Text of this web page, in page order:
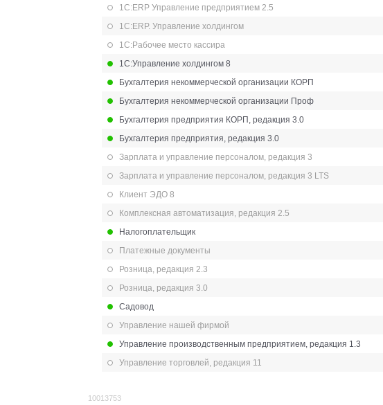
1С:ERP Управление предприятием 2.5
1С:ERP. Управление холдингом
1С:Рабочее место кассира
1С:Управление холдингом 8
Бухгалтерия некоммерческой организации КОРП
Бухгалтерия некоммерческой организации Проф
Бухгалтерия предприятия КОРП, редакция 3.0
Бухгалтерия предприятия, редакция 3.0
Зарплата и управление персоналом, редакция 3
Зарплата и управление персоналом, редакция 3 LTS
Клиент ЭДО 8
Комплексная автоматизация, редакция 2.5
Налогоплательщик
Платежные документы
Розница, редакция 2.3
Розница, редакция 3.0
Садовод
Управление нашей фирмой
Управление производственным предприятием, редакция 1.3
Управление торговлей, редакция 11
10013753